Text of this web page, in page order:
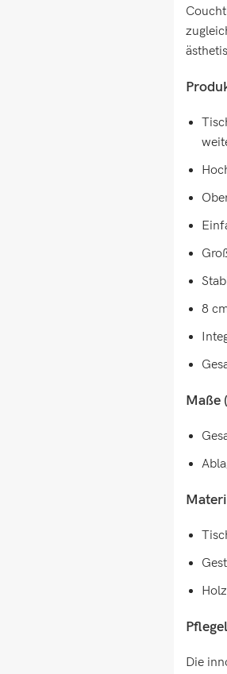
8
Maße
Die